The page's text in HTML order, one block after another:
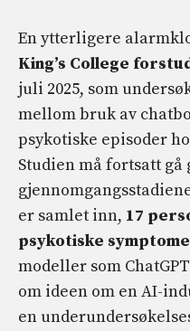
En ytterligere
King’s College
juli 2025, som
mellom bruk av
psykotiske episoder
Studien må fortsatt gå
er samlet inn, 17
psykotiske
modeller som
om ideen om en AI-
en